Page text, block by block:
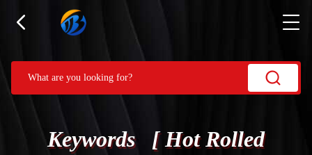
Keywords [ Hot Rolled